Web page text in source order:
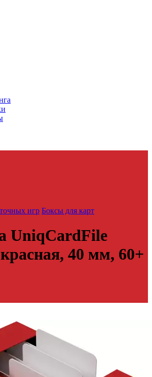
игр Боксы для карт
UniqCardFile
40 мм, 60+